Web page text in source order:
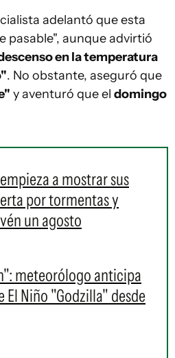
adelantó que esta
pasable", aunque advirtió
en la temperatura
. No obstante, aseguró que
y aventuró que el domingo
a mostrar sus
por tormentas y
un agosto
meteorólogo anticipa
Niño "Godzilla" desde